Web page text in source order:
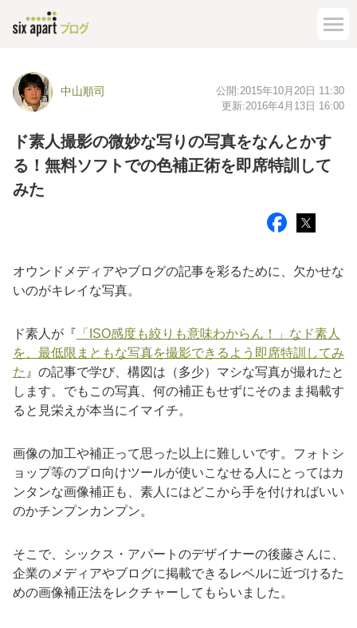
中山順司 公開:2015年10月20日 11:30
更新:2016年4月13日 16:00
ド素人撮影の微妙な写りの写真をなんとかす
る！無料ソフトでの色補正術を即席特訓して
みた
オウンドメディアやブログの記事を彩るために、欠かせな
いのがキレイな写真。
ド素人が『 「ISO感度も絞りも意味わからん！」なド素人
を、最低限まともな写真を撮影できるよう即席特訓してみ
た 』の記事で学び、構図は（多少）マシな写真が撮れたと
します。でもこの写真、何の補正もせずにそのまま掲載す
ると見栄えが本当にイマイチ。
画像の加工や補正って思った以上に難しいです。フォトシ
ョップ等のプロ向けツールが使いこなせる人にとってはカ
ンタンな画像補正も、素人にはどこから手を付ければいい
のかチンプンカンプン。
そこで、シックス・アパートのデザイナーの後藤さんに、
企業のメディアやブログに掲載できるレベルに近づけるた
めの画像補正法をレクチャーしてもらいました。